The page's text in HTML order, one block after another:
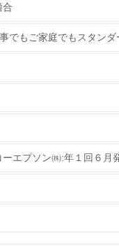
ている
合
でもご家庭でもスタンダ
エプソン㈱:年１回６月